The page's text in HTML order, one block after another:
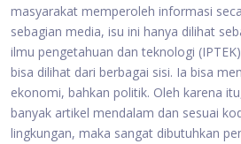
masyarakat memperoleh informasi
sebagian media, isu ini hanya dilihat
ilmu pengetahuan dan teknologi
bisa dilihat dari berbagai sisi. Ia bisa
ekonomi, bahkan politik. Oleh karena
banyak artikel mendalam dan sesuai
lingkungan, maka sangat dibutuhkan